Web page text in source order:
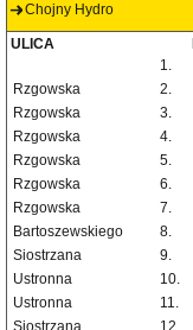
Chojny Hydro
ULICA
1.
Rzgowska
2.
Rzgowska
3.
Rzgowska
4.
Rzgowska
5.
Rzgowska
6.
Rzgowska
7.
Bartoszewskiego
8.
Siostrzana
9.
Ustronna
10.
Ustronna
11.
Siostrzana
12.